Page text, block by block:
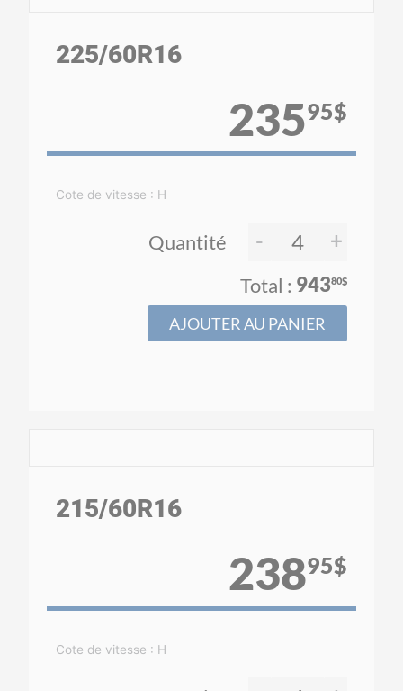
225/60R16
23595$
Cote de vitesse : H
Quantité - +
94380$
AJOUTER AU PANIER
215/60R16
23895$
Cote de vitesse : H